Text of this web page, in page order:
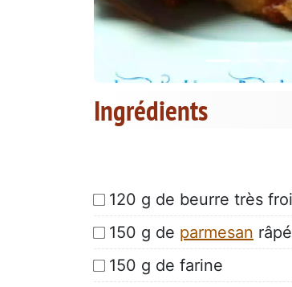
Ingrédients
120 g de beurre très
150 g de parmesan râpé
150 g de farine